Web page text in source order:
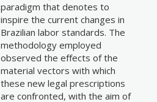
paradigm that denotes to
inspire the current changes in
Brazilian labor standards. The
methodology employed
observed the effects of the
material vectors with which
these new legal prescriptions
are confronted, with the aim of